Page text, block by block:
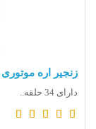
زنجیر اره موتوری 50 سانتیمتر 3/8 مایا MAYA
دارای 34 حلقه..